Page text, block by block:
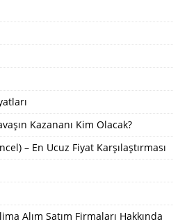
Kazananı Kim Olacak?
– En Ucuz Fiyat Karşılaştırması
Alım Satım Firmaları Hakkında